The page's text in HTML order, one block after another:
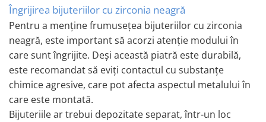
Îngrijirea bijuteriilor cu zirconia neagră
Pentru a menține frumusețea bijuteriilor cu zirconia
neagră, este important să acorzi atenție modului în
care sunt îngrijite. Deși această piatră este durabilă,
este recomandat să eviți contactul cu substanțe
chimice agresive, care pot afecta aspectul metalului în
care este montată.
Bijuteriile ar trebui depozitate separat, într-un loc